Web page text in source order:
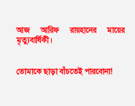
আজ আরিফ রায়হানের মায়ের
মৃত্যুবার্ষিকী।
তোমাকে ছাড়া বাঁচতেই পারবোনা!